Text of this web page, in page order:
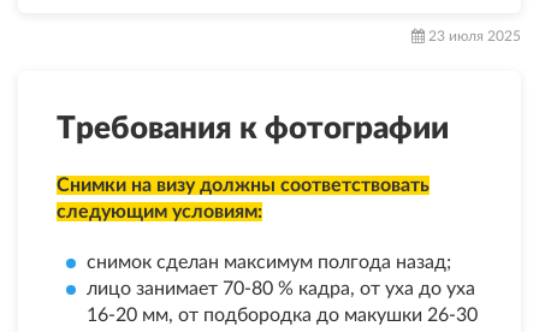
23 июля 2025
Требования к фотографии
Снимки на визу должны соответствовать
следующим условиям:
снимок сделан максимум полгода назад;
лицо занимает 70-80 % кадра, от уха до уха
16-20 мм, от подбородка до макушки 26-30